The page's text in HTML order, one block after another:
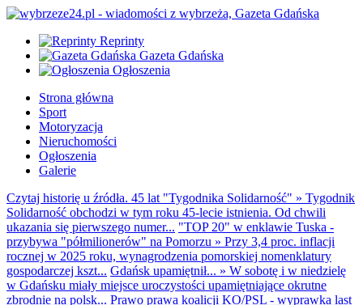
Reprinty
Gazeta Gdańska
Ogłoszenia
Strona główna
Sport
Motoryzacja
Nieruchomości
Ogłoszenia
Galerie
Czytaj historię u źródła. 45 lat "Tygodnika Solidarność" » Tygodnik
Solidarność obchodzi w tym roku 45-lecie istnienia. Od chwili
ukazania się pierwszego numer... "TOP 20" w enklawie Tuska -
przybywa "półmilionerów" na Pomorzu » Przy 3,4 proc. inflacji
rocznej w 2025 roku, wynagrodzenia pomorskiej nomenklatury
gospodarczej kszt... Gdańsk upamiętnił... » W sobotę i w niedzielę
w Gdańsku miały miejsce uroczystości upamiętniające okrutne
zbrodnie na polsk... Prawo prawa koalicji KO/PSL - wyprawka last